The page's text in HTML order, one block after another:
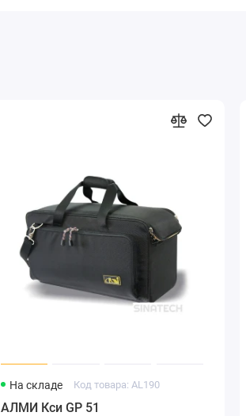
На складе Код товара: AL190
АЛМИ Кси GP 51